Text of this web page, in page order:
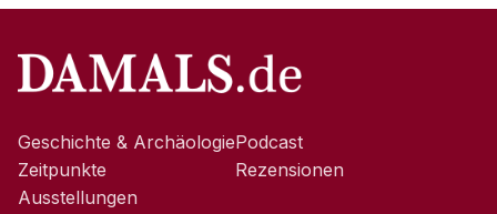
Geschichte & Archäologie
Zeitpunkte
Ausstellungen
Podcast
Rezensionen